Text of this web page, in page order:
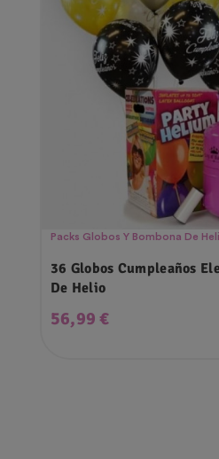
Packs Globos Y Bombona De
36 Globos Cumpleaños
De Helio
Precio
56,99 €